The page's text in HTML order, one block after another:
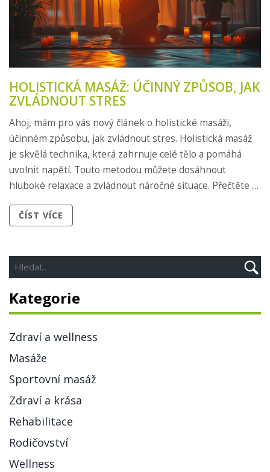
HOLISTICKÁ MASÁŽ: ÚČINNÝ ZPŮSOB, JAK
ZVLÁDNOUT STRES
Ahoj, mám pro vás nový článek o holistické masáži,
účinném způsobu, jak zvládnout stres. Holistická masáž
je skvělá technika, která zahrnuje celé tělo a pomáhá
uvolnit napětí. Touto metodou můžete dosáhnout
hluboké relaxace a zvládnout náročné situace. Přečtěte si
ČÍST VÍCE
Kategorie
Zdraví a wellness
Masáže
Sportovní masáž
Zdraví a krása
Rehabilitace
Rodičovství
Wellness